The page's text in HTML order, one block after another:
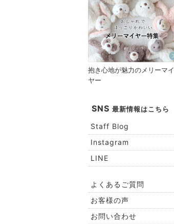
抱き心地が魅力のメリーマイ
ヤー
SNS 最新情報はこちら
Staff Blog
Instagram
LINE
よくあるご質問
お客様の声
お問い合わせ